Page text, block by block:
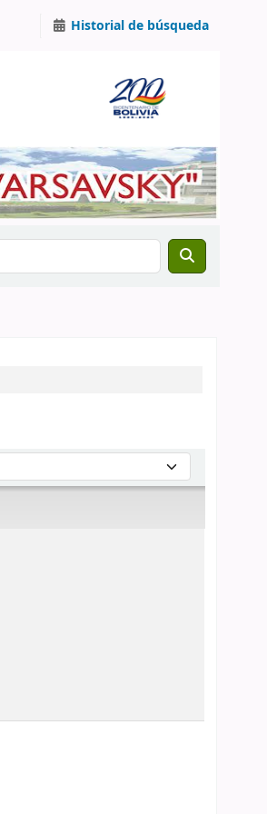
Historial de búsqueda